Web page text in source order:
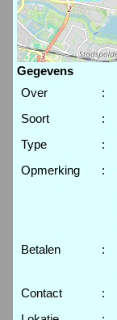
Gegevens
Over
:
Soort
:
Type
:
Opmerking
:
Betalen
:
Contact
: